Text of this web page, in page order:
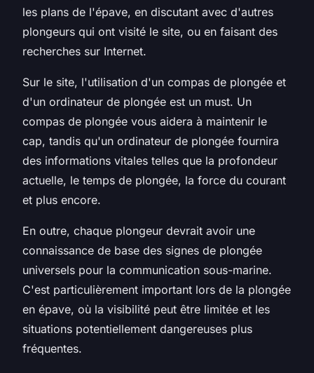
les plans de l'épave, en discutant avec d'autres
plongeurs qui ont visité le site, ou en faisant des
recherches sur Internet.
Sur le site, l'utilisation d'un compas de plongée et
d'un ordinateur de plongée est un must. Un
compas de plongée vous aidera à maintenir le
cap, tandis qu'un ordinateur de plongée fournira
des informations vitales telles que la profondeur
actuelle, le temps de plongée, la force du courant
et plus encore.
En outre, chaque plongeur devrait avoir une
connaissance de base des signes de plongée
universels pour la communication sous-marine.
C'est particulièrement important lors de la plongée
en épave, où la visibilité peut être limitée et les
situations potentiellement dangereuses plus
fréquentes.